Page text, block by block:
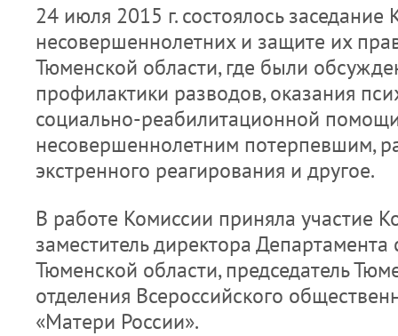
24 июля 2015 г. состоялось
несовершеннолетних и защите их
Тюменской области, где были
профилактики разводов, оказания
социально-реабилитационной
несовершеннолетним потерпевшим,
экстренного реагирования и другое.
В работе Комиссии приняла участие
заместитель директора Департамента
Тюменской области, председатель
отделения Всероссийского
«Матери России».